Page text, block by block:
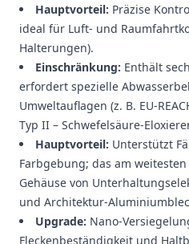
Hauptvorteil: Präzise
ideal für Luft- und
Halterungen).
Einschränkung: Enthält
erfordert spezielle
Umweltauflagen (z. B. EU-
Typ II – Schwefelsäure-
Hauptvorteil: Unterstützt
Farbgebung; das am
Gehäuse von
und Architektur-
Upgrade: Nano-
Fleckenbeständigkeit und